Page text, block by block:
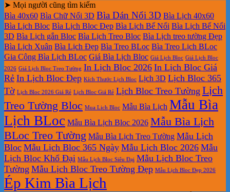
➤ Mọi người cũng tìm kiếm
Bìa 40x60 Bìa Chữ Nổi 3D Bìa Dán Nổi 3D Bìa Lịch 40x60
Bìa Lịch Bloc Bìa Lịch Bloc Đẹp Bìa Lịch Bế Nổi Bìa Lịch Bế Nổi
3D Bìa Lịch gắn Bloc Bìa Lịch Treo Bloc Bìa Lịch treo tường Đẹp
Bìa Lịch Xuân Bìa Lịch Đẹp Bìa Treo BLoc Bìa Treo Lịch BLoc
Gia Công Bìa Lịch BLoc Giá Bìa Lịch Bloc Giá Lịch Bloc Giá Lịch Bloc
2026 Giá Lịch Bloc Treo Tường In Lịch Bloc 2026 In Lịch Bloc Giá
Rẻ In Lịch Bloc Đẹp Kích Thước Lịch Bloc Lịch 3D Lịch Bloc 365
Tờ Lịch Bloc 2026 Giá Rẻ Lịch Bloc Giá Rẻ Lịch Bloc Treo Tường Lịch
Treo Tường Bloc Mua Lich Bloc Mẫu Bìa Lịch Mẫu Bìa
Lịch BLoc Mẫu Bìa Lịch Bloc 2026 Mẫu Bìa Lịch
BLoc Treo Tường Mẫu Bìa Lịch Treo Tường Mẫu Lịch
Bloc Mẫu Lịch Bloc 365 Ngày Mẫu Lịch Bloc 2026 Mẫu
Lịch Bloc Khổ Đại Mẫu Lịch Bloc Siêu Đại Mẫu Lịch Bloc Treo
Tường Mẫu Lịch Bloc Treo Tường Đẹp Mẫu Lịch Bloc Đẹp 2026
Ép Kim Bìa Lịch